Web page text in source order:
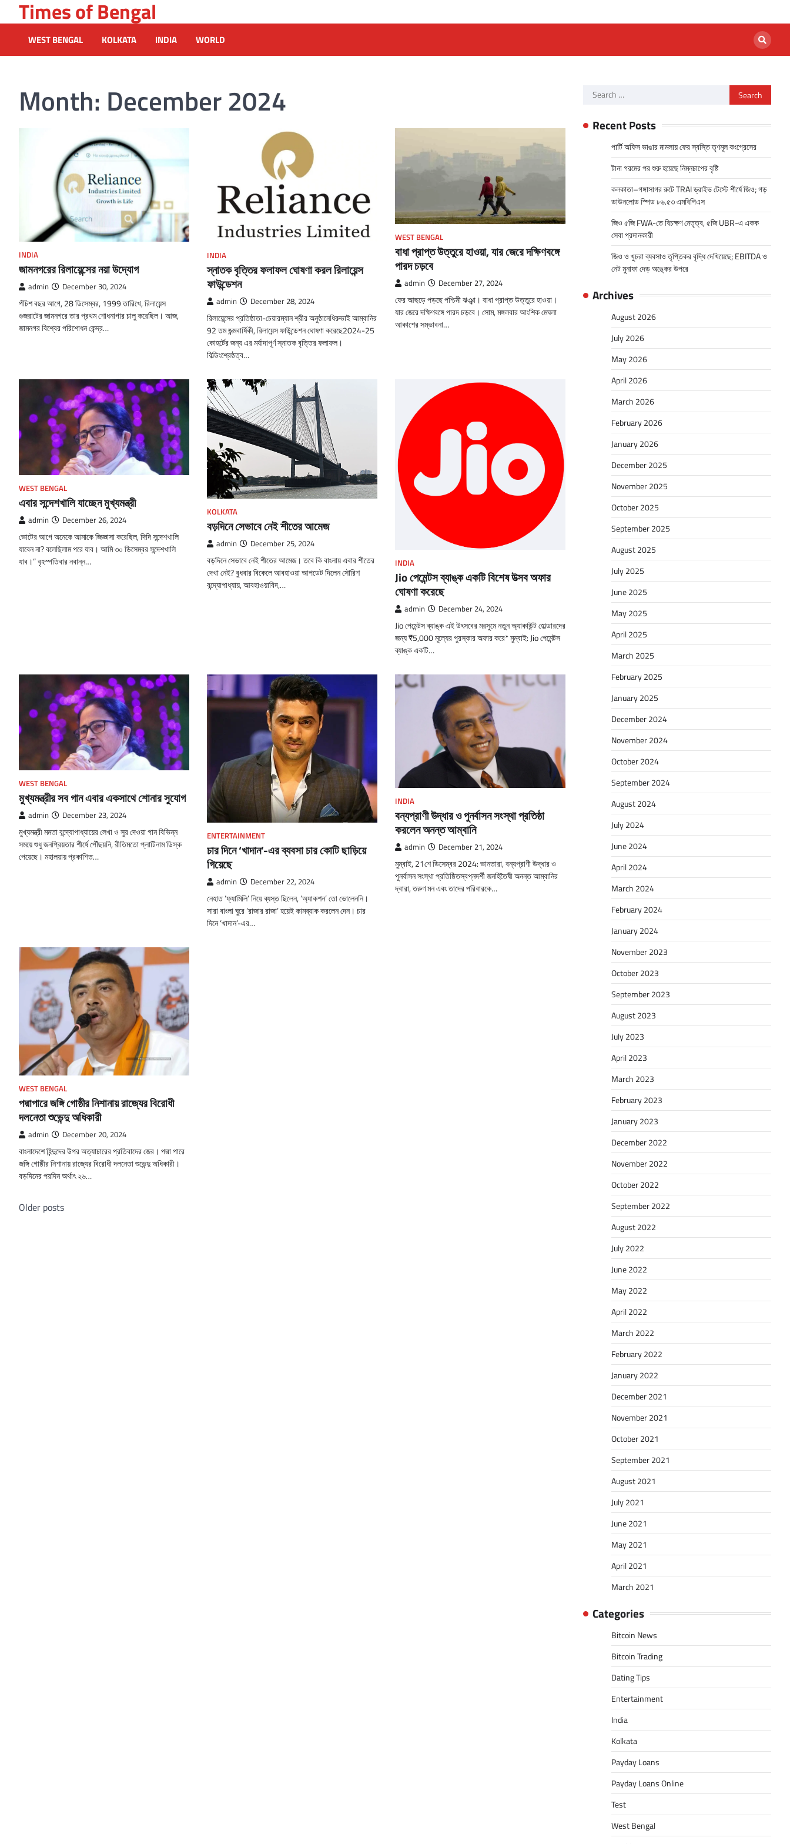
to
content
Times of Bengal
WEST BENGAL KOLKATA INDIA WORLD
Month: December 2024
INDIA
জামনগরের রিলায়েন্সের নয়া উদ্যোগ
admin December 30, 2024
পঁচিশ বছর আগে, 28 ডিসেম্বর, 1999 তারিখে, রিলায়েন্স
গুজরাটের জামনগরে তার প্রথম শোধনাগার চালু করেছিল। আজ,
জামনগর বিশ্বের পরিশোধন কেন্দ্র…
INDIA
স্নাতক বৃত্তির ফলাফল ঘোষণা করল রিলায়েন্স
ফাউন্ডেশন
admin December 28, 2024
রিলায়েন্সের প্রতিষ্ঠাতা-চেয়ারম্যান শ্রীর অনুষ্ঠানেধিরুভাই আম্বানির
92 তম জন্মবার্ষিকী, রিলায়েন্স ফাউন্ডেশন ঘোষণা করেছে2024-25
কোহর্টের জন্য এর মর্যাদাপূর্ণ স্নাতক বৃত্তির ফলাফল।
বিল্ডিংশ্রেষ্ঠত্ব…
WEST BENGAL
বাধা প্রাপ্ত উত্তুরে হাওয়া, যার জেরে দক্ষিণবঙ্গে
পারদ চড়বে
admin December 27, 2024
ফের আছড়ে পড়ছে পশ্চিমী ঝঞ্ঝা। বাধা প্রাপ্ত উত্তুরে হাওয়া।
যার জেরে দক্ষিণবঙ্গে পারদ চড়বে। সোম, মঙ্গলবার আংশিক মেঘলা
আকাশের সম্ভাবনা…
WEST BENGAL
এবার সন্দেশখালি যাচ্ছেন মুখ্যমন্ত্রী
admin December 26, 2024
ভোটের আগে অনেকে আমাকে জিজ্ঞাসা করেছিল, দিদি সন্দেশখালি
যাবেন না? বলেছিলাম পরে যাব। আমি ৩০ ডিসেম্বর সন্দেশখালি
যাব।” বৃহস্পতিবার নবান্ন…
KOLKATA
বড়দিনে সেভাবে নেই শীতের আমেজ
admin December 25, 2024
বড়দিনে সেভাবে নেই শীতের আমেজ। তবে কি বাংলায় এবার শীতের
দেখা নেই? বুধবার বিকেলে আবহাওয়া আপডেট দিলেন সৌরিশ
বন্দ্যোপাধ্যায়, আবহাওয়াবিদ,…
INDIA
Jio পেমেন্টস ব্যাঙ্ক একটি বিশেষ উত্সব অফার
ঘোষণা করেছে
admin December 24, 2024
Jio পেমেন্টস ব্যাঙ্ক এই উৎসবের মরসুমে নতুন অ্যাকাউন্ট হোল্ডারদের
জন্য ₹5,000 মূল্যের পুরস্কার অফার করে* মুম্বাই: Jio পেমেন্টস
ব্যাঙ্ক একটি…
WEST BENGAL
মুখ্যমন্ত্রীর সব গান এবার একসাথে শোনার সুযোগ
admin December 23, 2024
মুখ্যমন্ত্রী মমতা বন্দ্যোপাধ্যায়ের লেখা ও সুর দেওয়া গান বিভিন্ন
সময়ে শুধু জনপ্রিয়তার শীর্ষে পৌঁছয়নি, রীতিমতো প্লাটিনাম ডিস্ক
পেয়েছে। মহালয়ায় প্রকাশিত…
ENTERTAINMENT
চার দিনে ‘খাদান’-এর ব্যবসা চার কোটি ছাড়িয়ে
গিয়েছে
admin December 22, 2024
নেহাত ‘ফ্যামিলি’ নিয়ে ব্যস্ত ছিলেন, ‘অ্যাকশন’ তো ভোলেননি।
সারা বাংলা ঘুরে ‘রাজার রাজা’ হয়েই কামব্যাক করলেন দেন। চার
দিনে ‘খাদান’-এর…
INDIA
বন্যপ্রাণী উদ্ধার ও পুনর্বাসন সংস্থা প্রতিষ্ঠা
করলেন অনন্ত আম্বানি
admin December 21, 2024
মুম্বাই, 21শে ডিসেম্বর 2024: ভানতারা, বন্যপ্রাণী উদ্ধার ও
পুনর্বাসন সংস্থা প্রতিষ্ঠিতস্বপ্নদর্শী জনহিতৈষী অনন্ত আম্বানির
দ্বারা, তরুণ মন এবং তাদের পরিবারকে…
WEST BENGAL
পদ্মাপারে জঙ্গি গোষ্ঠীর নিশানায় রাজ্যের বিরোধী
দলনেতা শুভেন্দু অধিকারী
admin December 20, 2024
বাংলাদেশে হিন্দুদের উপর অত্যাচারের প্রতিবাদের জের। পদ্মা পারে
জঙ্গি গোষ্ঠীর নিশানায় রাজ্যের বিরোধী দলনেতা শুভেন্দু অধিকারী।
বড়দিনের পরদিন অর্থাৎ ২৬…
Posts
Older posts
Search
Recent Posts
পার্টি অফিস ভাঙার মামলায় ফের স্বস্তি তৃণমূল কংগ্রেসের
টানা গরমের পর শুরু হয়েছে নিম্নচাপের বৃষ্টি
কলকাতা–গঙ্গাসাগর রুটে TRAI ড্রাইভ টেস্টে শীর্ষে জিও; গড়
ডাউনলোড স্পিড ৮৬.৫৩ এমবিপিএস
জিও ৫জি FWA-তে বিচক্ষণ নেতৃত্ব, ৫জি UBR-এ একক
সেবা প্রদানকারী
জিও ও খুচরা ব্যবসাও তৃপ্তিকর বৃদ্ধি দেখিয়েছে; EBITDA ও
নেট মুনাফা দেড় অঙ্কের উপরে
Archives
August 2026
July 2026
May 2026
April 2026
March 2026
February 2026
January 2026
December 2025
November 2025
October 2025
September 2025
August 2025
July 2025
June 2025
May 2025
April 2025
March 2025
February 2025
January 2025
December 2024
November 2024
October 2024
September 2024
August 2024
July 2024
June 2024
April 2024
March 2024
February 2024
January 2024
November 2023
October 2023
September 2023
August 2023
July 2023
April 2023
March 2023
February 2023
January 2023
December 2022
November 2022
October 2022
September 2022
August 2022
July 2022
June 2022
May 2022
April 2022
March 2022
February 2022
January 2022
December 2021
November 2021
October 2021
September 2021
August 2021
July 2021
June 2021
May 2021
April 2021
March 2021
Categories
Bitcoin News
Bitcoin Trading
Dating Tips
Entertainment
India
Kolkata
Payday Loans
Payday Loans Online
Test
West Bengal